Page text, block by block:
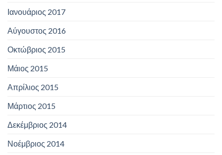
Ιανουάριος 2017
Αύγουστος 2016
Οκτώβριος 2015
Μάιος 2015
Απρίλιος 2015
Μάρτιος 2015
Δεκέμβριος 2014
Νοέμβριος 2014